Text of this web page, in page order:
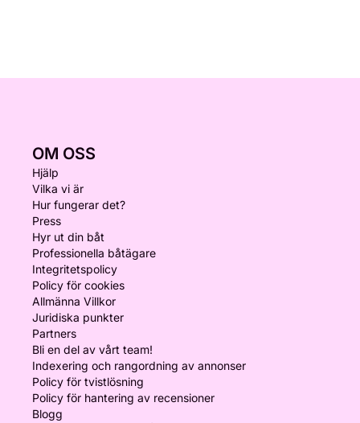
OM OSS
Hjälp
Vilka vi är
Hur fungerar det?
Press
Hyr ut din båt
Professionella båtägare
Integritetspolicy
Policy för cookies
Allmänna Villkor
Juridiska punkter
Partners
Bli en del av vårt team!
Indexering och rangordning av annonser
Policy för tvistlösning
Policy för hantering av recensioner
Blogg